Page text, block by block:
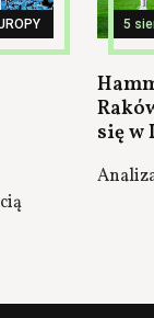
5
się w